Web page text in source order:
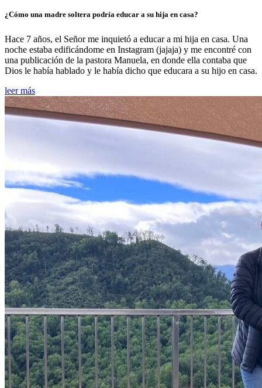
¿Cómo una madre soltera podría educar a su hija en casa?
Hace 7 años, el Señor me inquietó a educar a mi hija en casa. Una
noche estaba edificándome en Instagram (jajaja) y me encontré con
una publicación de la pastora Manuela, en donde ella contaba que
Dios le había hablado y le había dicho que educara a su hijo en casa.
leer más